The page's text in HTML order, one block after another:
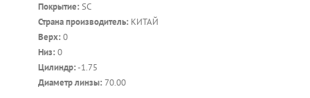
Покрытие: SC
Страна производитель: КИТАЙ
Верх: 0
Низ: 0
Цилиндр:-1.75
Диаметр линзы: 70.00